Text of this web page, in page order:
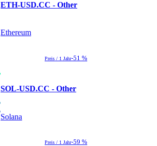
ETH-USD.CC - Other
Ethereum
Preis / 1 Jahr-51 %
SOL-USD.CC - Other
Solana
Preis / 1 Jahr-59 %